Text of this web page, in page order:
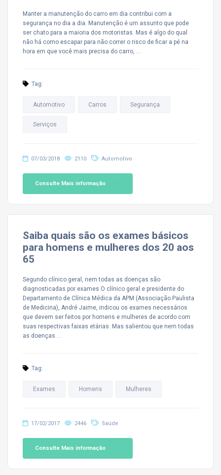
Manter a manutenção do carro em dia contribui com a
segurança no dia a dia. Manutenção é um assunto que pode
ser chato para a maioria dos motoristas. Mas é algo do qual
não há como escapar para não correr o risco de ficar a pé na
hora em que você mais precisa do carro, …
Tag:
Automotivo Carros Segurança
Serviços
07/03/2018 2110 Automotivo
Consulte Mais informação
Saiba quais são os exames básicos
para homens e mulheres dos 20 aos
65
Segundo clínico geral, nem todas as doenças são
diagnosticadas por exames O clínico geral e presidente do
Departamento de Clínica Médica da APM (Associação Paulista
de Medicina), André Jaime, indicou os exames necessários
que devem ser feitos por homens e mulheres de acordo com
suas respectivas faixas etárias. Mas salientou que nem todas
as doenças …
Tag:
Exames Homens Mulheres
17/02/2017 2446 Saúde
Consulte Mais informação